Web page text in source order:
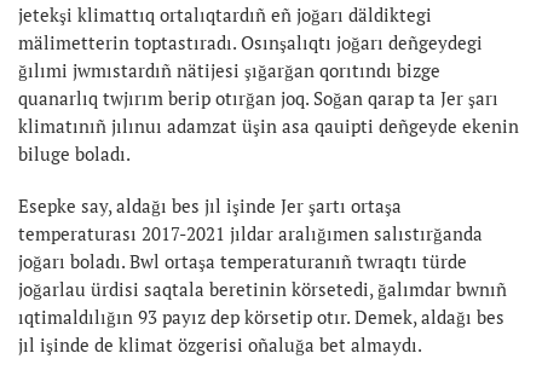
jetekşi klimattıq ortalıqtardıñ eñ joğarı däldiktegi
mälimetterin toptastıradı. Osınşalıqtı joğarı deñgeydegi
ğılımi jwmıstardıñ nätijesi şığarğan qorıtındı bizge
quanarlıq twjırım berip otırğan joq. Soğan qarap ta Jer şarı
klimatınıñ jılınuı adamzat üşin asa qauipti deñgeyde ekenin
biluge boladı.
Esepke say, aldağı bes jıl işinde Jer şartı ortaşa
temperaturası 2017-2021 jıldar aralığımen salıstırğanda
joğarı boladı. Bwl ortaşa temperaturanıñ twraqtı türde
joğarlau ürdisi saqtala beretinin körsetedi, ğalımdar bwnıñ
ıqtimaldılığın 93 payız dep körsetip otır. Demek, aldağı bes
jıl işinde de klimat özgerisi oñaluğa bet almaydı.